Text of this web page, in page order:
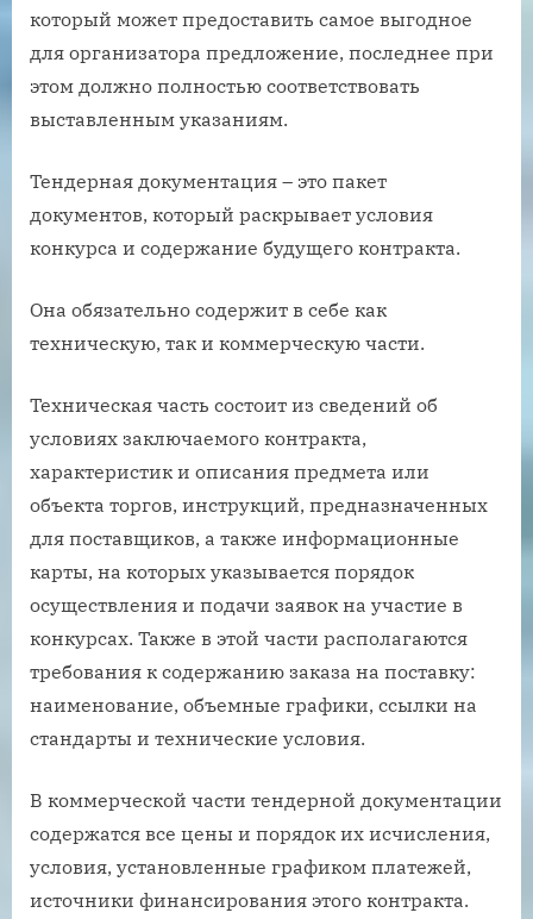
который может предоставить самое выгодное
для организатора предложение, последнее при
этом должно полностью соответствовать
выставленным указаниям.
Тендерная документация – это пакет
документов, который раскрывает условия
конкурса и содержание будущего контракта.
Она обязательно содержит в себе как
техническую, так и коммерческую части.
Техническая часть состоит из сведений об
условиях заключаемого контракта,
характеристик и описания предмета или
объекта торгов, инструкций, предназначенных
для поставщиков, а также информационные
карты, на которых указывается порядок
осуществления и подачи заявок на участие в
конкурсах. Также в этой части располагаются
требования к содержанию заказа на поставку:
наименование, объемные графики, ссылки на
стандарты и технические условия.
В коммерческой части тендерной документации
содержатся все цены и порядок их исчисления,
условия, установленные графиком платежей,
источники финансирования этого контракта.